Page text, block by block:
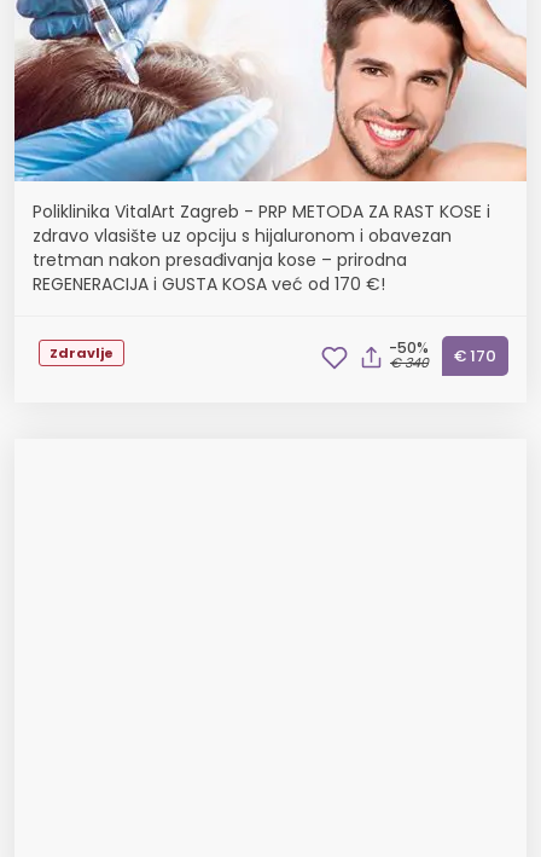
Poliklinika VitalArt Zagreb - PRP METODA ZA RAST KOSE i
zdravo vlasište uz opciju s hijaluronom i obavezan
tretman nakon presađivanja kose – prirodna
REGENERACIJA i GUSTA KOSA već od 170 €!
Zdravlje -50%
€ 340 € 170